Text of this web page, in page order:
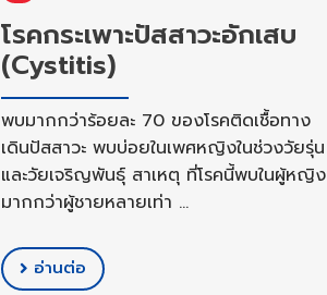
โรคกระเพาะปัสสาวะอักเสบ
(Cystitis)
พบมากกว่าร้อยละ 70 ของโรคติดเชื้อทาง
เดินปัสสาวะ พบบ่อยในเพศหญิงในช่วงวัยรุ่น
และวัยเจริญพันธุ์ สาเหตุ ที่โรคนี้พบในผู้หญิง
มากกว่าผู้ชายหลายเท่า …
อ่านต่อ